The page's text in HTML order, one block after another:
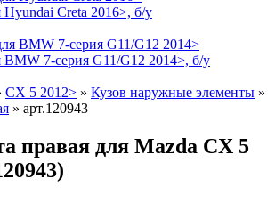
Creta 2016>, б/у
7-серия G11/G12 2014>, б/у
CX 5 2012> » Кузов наружные элементы »
» арт.120943
правая для Mazda CX 5